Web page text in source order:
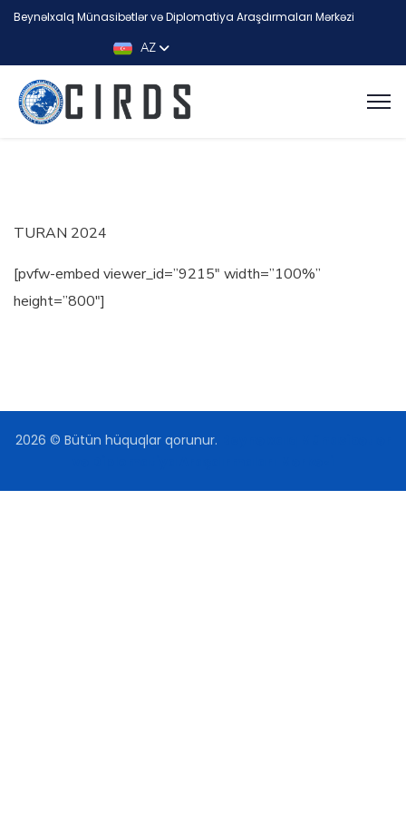
Beynəlxalq Münasibətlər və Diplomatiya Araşdırmaları Mərkəzi
AZ
TURAN 2024
[pvfw-embed viewer_id=”9215″ width=”100%”
height=”800″]
2026 © Bütün hüquqlar qorunur.